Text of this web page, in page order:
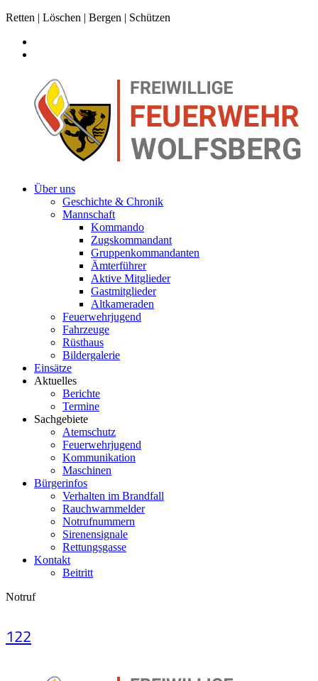
Retten | Löschen | Bergen | Schützen
Über uns
Geschichte & Chronik
Mannschaft
Kommando
Zugskommandant
Gruppenkommandanten
Ämterführer
Aktive Mitglieder
Gastmitglieder
Altkameraden
Feuerwehrjugend
Fahrzeuge
Rüsthaus
Bildergalerie
Einsätze
Aktuelles
Berichte
Termine
Sachgebiete
Atemschutz
Feuerwehrjugend
Kommunikation
Maschinen
Bürgerinfos
Verhalten im Brandfall
Rauchwarnmelder
Notrufnummern
Sirenensignale
Rettungsgasse
Kontakt
Beitritt
Notruf
122